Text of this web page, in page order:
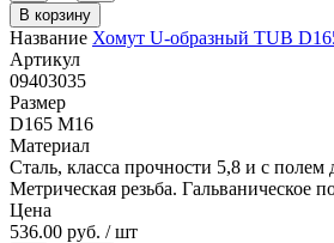
В корзину
Название Хомут U-образный TUB
Артикул
09403035
Размер
D165 M16
Материал
Сталь, класса прочности 5,8 и с полем
Метрическая резьба. Гальваническое
Цена
536.00 руб. / шт